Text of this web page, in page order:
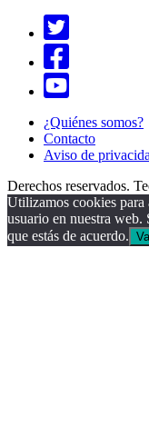
¿Quiénes somos?
Contacto
Aviso de
Derechos reservados.
Utilizamos cookies para
usuario en nuestra web.
que estás de acuerdo.